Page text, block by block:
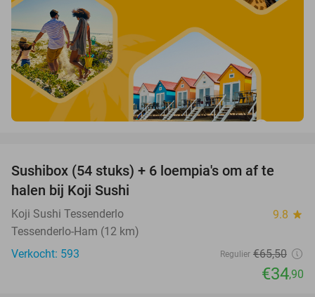
47%
Sushibox (54 stuks) + 6 loempia's om af te
halen bij Koji Sushi
Koji Sushi Tessenderlo 9.8 star
Tessenderlo-Ham (12 km)
Verkocht: 593
Regulier €65,50
€34,90